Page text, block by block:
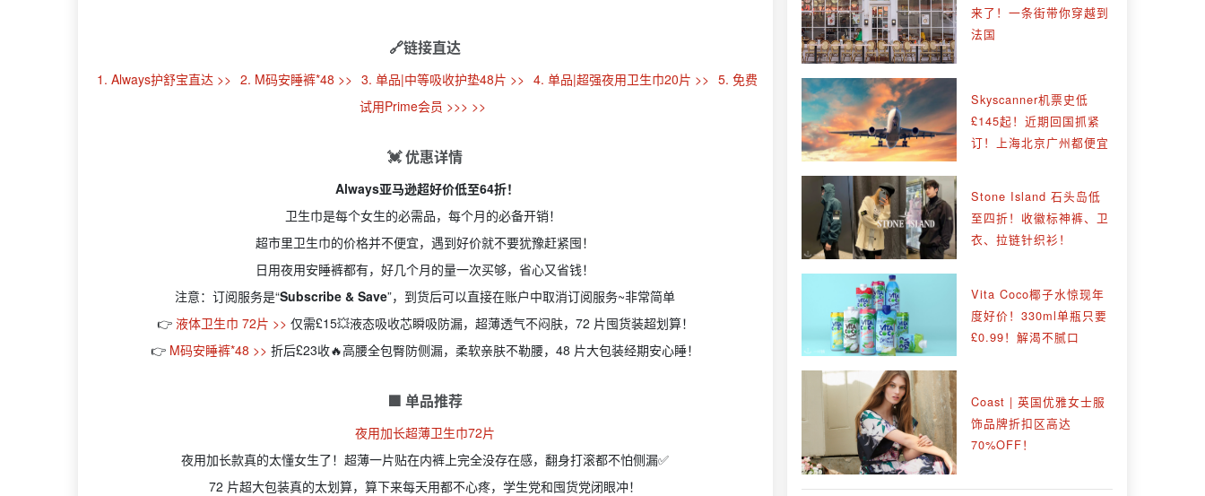
🔗链接直达
1. Always护舒宝直达 >> 2. M码安睡裤*48 >> 3. 单品|中等吸收护垫48片 >> 4. 单品|超强夜用卫生巾20片 >> 5. 免费
试用Prime会员 >>> >>
💓 优惠详情
Always亚马逊超好价低至64折！
卫生巾是每个女生的必需品，每个月的必备开销！
超市里卫生巾的价格并不便宜，遇到好价就不要犹豫赶紧囤！
日用夜用安睡裤都有，好几个月的量一次买够，省心又省钱！
注意：订阅服务是“Subscribe & Save”，到货后可以直接在账户中取消订阅服务~非常简单
👉 液体卫生巾 72片 >> 仅需£15💥液态吸收芯瞬吸防漏，超薄透气不闷肤，72 片囤货装超划算！
👉 M码安睡裤*48 >> 折后£23收🔥高腰全包臀防侧漏，柔软亲肤不勒腰，48 片大包装经期安心睡！
🟩 单品推荐
夜用加长超薄卫生巾72片
夜用加长款真的太懂女生了！超薄一片贴在内裤上完全没存在感，翻身打滚都不怕侧漏✅
72 片超大包装真的太划算，算下来每天用都不心疼，学生党和囤货党闭眼冲！
来了！一条街带你穿越到
法国
Skyscanner机票史低
£145起！近期回国抓紧
订！上海北京广州都便宜
Stone Island 石头岛低
至四折！收徽标神裤、卫
衣、拉链针织衫！
Vita Coco椰子水惊现年
度好价！330ml单瓶只要
£0.99！解渴不腻口
Coast | 英国优雅女士服
饰品牌折扣区高达
70%OFF！